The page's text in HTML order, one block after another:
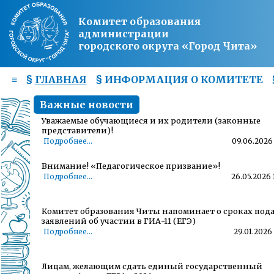
Комитет образования
администрации
городского округа «Город Чита»
≡ § ГЛАВНАЯ § ИНФОРМАЦИЯ О КОМИТЕТЕ
Важные новости
Уважаемые обучающиеся и их родители (законные
представители)!
Подробнее... 09.06.2026
Внимание! «Педагогическое призвание»!
Подробнее... 26.05.2026
Комитет образования Читы напоминает о сроках
заявлений об участии в ГИА-11 (ЕГЭ)
Подробнее... 29.01.2026
Лицам, желающим сдать единый государственный